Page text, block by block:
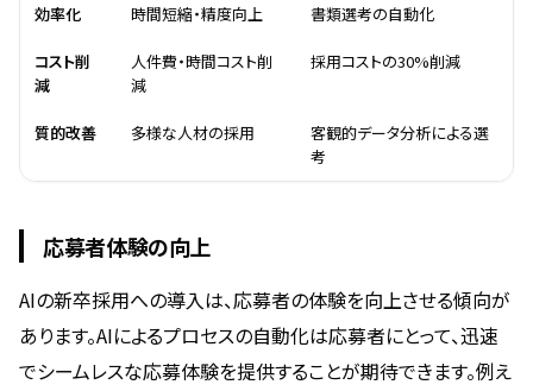
効率化 時間短縮・精度向上 書類選考の自動化
コスト削
減
人件費・時間コスト削
減
採用コストの30%削減
質的改善 多様な人材の採用
客観的データ分析による選
考
応募者体験の向上
AIの新卒採用への導入は、応募者の体験を向上させる傾向が
あります。AIによるプロセスの自動化は応募者にとって、迅速
でシームレスな応募体験を提供することが期待できます。例え